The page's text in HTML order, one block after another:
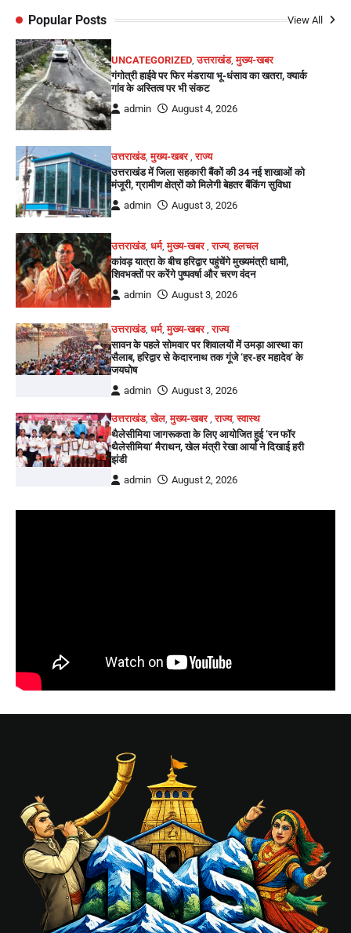
Popular Posts View All
UNCATEGORIZED ,उत्तराखंड,मुख्य-खबर
गंगोत्री हाईवे पर फिर मंडराया भू-धंसाव का खतरा, क्यार्क
गांव के अस्तित्व पर भी संकट
admin
August 4, 2026
उत्तराखंड,मुख्य-खबर,राज्य
उत्तराखंड में जिला सहकारी बैंकों की 34 नई शाखाओं को
मंजूरी, ग्रामीण क्षेत्रों को मिलेगी बेहतर बैंकिंग सुविधा
admin
August 3, 2026
उत्तराखंड,धर्म,मुख्य-खबर ,राज्य,हलचल
कांवड़ यात्रा के बीच हरिद्वार पहुंचेंगे मुख्यमंत्री धामी,
शिवभक्तों पर करेंगे पुष्पवर्षा और चरण वंदन
admin
August 3, 2026
उत्तराखंड,धर्म,मुख्य-खबर,राज्य
सावन के पहले सोमवार पर शिवालयों में उमड़ा आस्था का
सैलाब, हरिद्वार से केदारनाथ तक गूंजे ‘हर-हर महादेव’ के
जयघोष
admin
August 3, 2026
उत्तराखंड,खेल,मुख्य-खबर,राज्य,स्वास्थ
थैलेसीमिया जागरूकता के लिए आयोजित हुई ‘रन फॉर
थैलेसीमिया’ मैराथन, खेल मंत्री रेखा आर्या ने दिखाई हरी
झंडी
admin
August 2, 2026